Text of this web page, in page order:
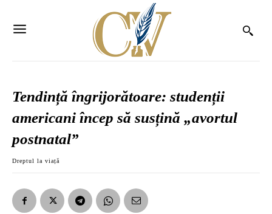
Tendință îngrijorătoare: studenții
americani încep să susțină „avortul
postnatal”
Dreptul la viață